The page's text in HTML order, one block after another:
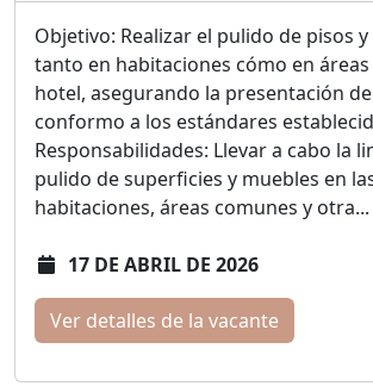
Objetivo: Realizar el pulido de pisos
tanto en habitaciones cómo en
hotel, asegurando la presentación
conformo a los estándares
Responsabilidades: Llevar a cabo la
pulido de superficies y muebles en
habitaciones, áreas comunes y otra...
17 DE ABRIL DE 2026
Ver detalles de la vacante